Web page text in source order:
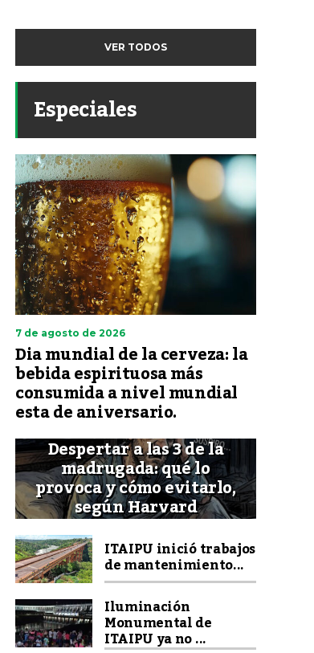
VER TODOS
Especiales
7 de agosto de 2026
Dia mundial de la cerveza: la
bebida espirituosa más
consumida a nivel mundial
esta de aniversario.
Despertar a las 3 de la
madrugada: qué lo
provoca y cómo evitarlo,
según Harvard
ITAIPU inició trabajos
de mantenimiento...
Iluminación
Monumental de
ITAIPU ya no ...